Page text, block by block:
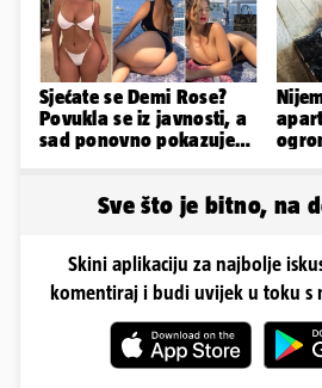
Sjećate se Demi Rose?
Povukla se iz javnosti, a
sad ponovno pokazuje
Sve što je bitno, na
Skini aplikaciju za najbolje
komentiraj i budi uvijek u toku s